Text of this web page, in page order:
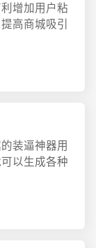
增加用户粘
高商城吸引
装逼神器用
以生成各种